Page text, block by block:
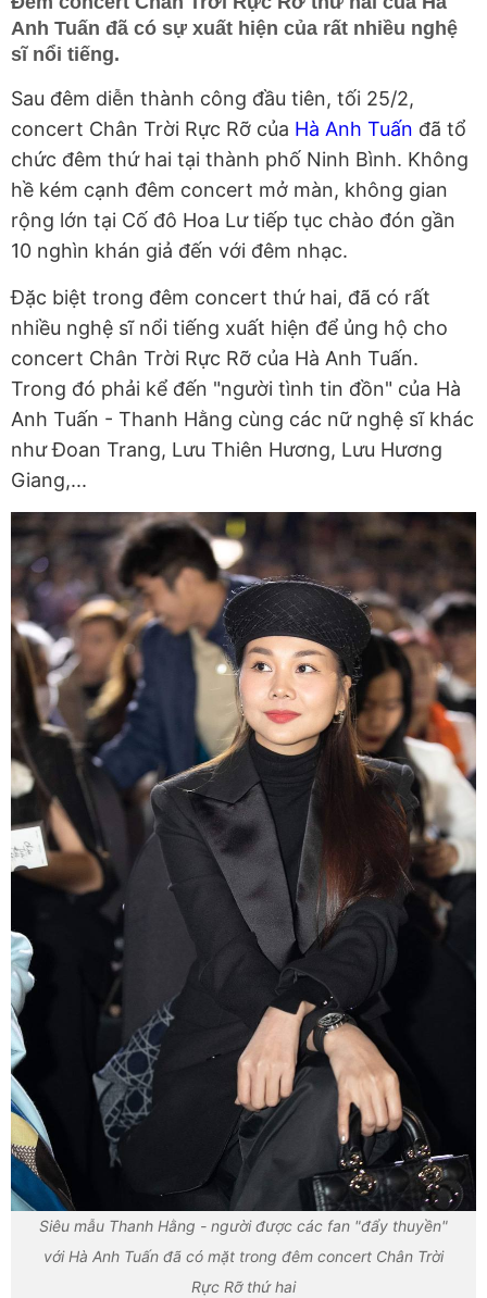
Anh Tuấn đã có sự xuất hiện của rất nhiều nghệ
sĩ nổi tiếng.
Sau đêm diễn thành công đầu tiên, tối 25/2,
concert Chân Trời Rực Rỡ của Hà Anh Tuấn đã tổ
chức đêm thứ hai tại thành phố Ninh Bình. Không
hề kém cạnh đêm concert mở màn, không gian
rộng lớn tại Cố đô Hoa Lư tiếp tục chào đón gần
10 nghìn khán giả đến với đêm nhạc.
Đặc biệt trong đêm concert thứ hai, đã có rất
nhiều nghệ sĩ nổi tiếng xuất hiện để ủng hộ cho
concert Chân Trời Rực Rỡ của Hà Anh Tuấn.
Trong đó phải kể đến "người tình tin đồn" của Hà
Anh Tuấn - Thanh Hằng cùng các nữ nghệ sĩ khác
như Đoan Trang, Lưu Thiên Hương, Lưu Hương
Giang,...
Siêu mẫu Thanh Hằng - người được các fan "đẩy thuyền"
với Hà Anh Tuấn đã có mặt trong đêm concert Chân Trời
Rực Rỡ thứ hai